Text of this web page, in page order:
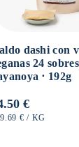
dashi con
24
⋅ 192g
€
€ / POR
KG